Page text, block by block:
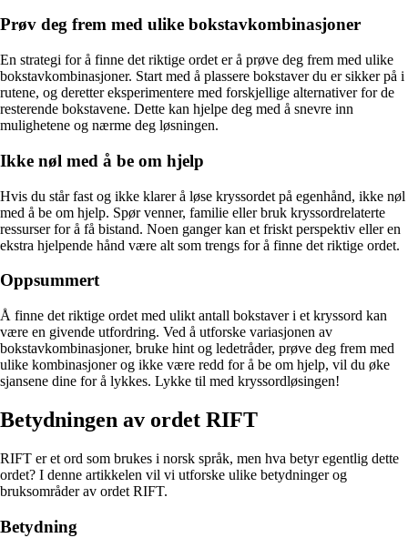
Prøv deg frem med ulike bokstavkombinasjoner
En strategi for å finne det riktige ordet er å prøve deg frem med ulike
bokstavkombinasjoner. Start med å plassere bokstaver du er sikker på i
rutene, og deretter eksperimentere med forskjellige alternativer for de
resterende bokstavene. Dette kan hjelpe deg med å snevre inn
mulighetene og nærme deg løsningen.
Ikke nøl med å be om hjelp
Hvis du står fast og ikke klarer å løse kryssordet på egenhånd, ikke nøl
med å be om hjelp. Spør venner, familie eller bruk kryssordrelaterte
ressurser for å få bistand. Noen ganger kan et friskt perspektiv eller en
ekstra hjelpende hånd være alt som trengs for å finne det riktige ordet.
Oppsummert
Å finne det riktige ordet med ulikt antall bokstaver i et kryssord kan
være en givende utfordring. Ved å utforske variasjonen av
bokstavkombinasjoner, bruke hint og ledetråder, prøve deg frem med
ulike kombinasjoner og ikke være redd for å be om hjelp, vil du øke
sjansene dine for å lykkes. Lykke til med kryssordløsingen!
Betydningen av ordet RIFT
RIFT er et ord som brukes i norsk språk, men hva betyr egentlig dette
ordet? I denne artikkelen vil vi utforske ulike betydninger og
bruksområder av ordet RIFT.
Betydning